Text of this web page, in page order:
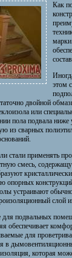
Как
этом
двойной
или
пола подвала
из сварных
стали применять
смесь,
опорных
устраивают
слой
для подвальных
обеспечивает
для
в
которая